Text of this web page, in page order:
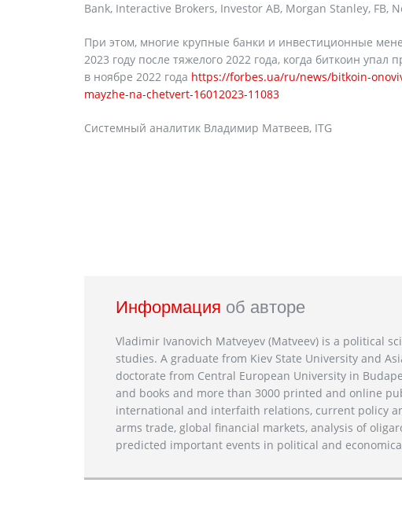
Bank, Interactive Brokers, Investor AB, Morgan Stanley, FB,
При этом, многие крупные банки и инвестиционные
2023 году после тяжелого 2022 года, когда биткоин
в ноябре 2022 года https://forbes.ua/ru/news/bitkoin-
mayzhe-na-chetvert-16012023-11083
Системный аналитик Владимир Матвеев, ITG
Информация об авторе
Vladimir Ivanovich Matveyev (Matveev) is a political
studies. A graduate from Kiev State University and
doctorate from Central European University in
and books and more than 3000 printed and online
international and interfaith relations, current policy
arms trade, global financial markets, analysis of
predicted important events in political and